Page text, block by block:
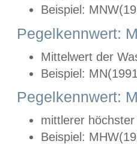
Beispiel:
Pegelkennwert:
Mittelwert der
Beispiel:
Pegelkennwert:
mittlerer
Beispiel: